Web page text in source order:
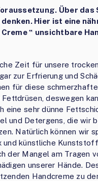
Über
Hier ist eine
‟ unsichtbare
Zeit für unsere
zur Erfrierung und
für diese
deswegen
eine sehr dünne
und Detergens, die wir
Natürlich können wir
und künstliche
der Mangel am Tragen
unserer Hände.
Handcreme zu